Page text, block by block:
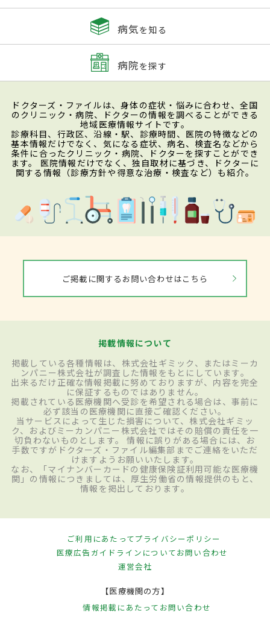
病気を知る
病院を探す
ドクターズ・ファイルは、身体の症状・悩みに合わせ、全国
のクリニック・病院、ドクターの情報を調べることができる
地域医療情報サイトです。
診療科目、行政区、沿線・駅、診療時間、医院の特徴などの
基本情報だけでなく、気になる症状、病名、検査名などから
条件に合ったクリニック・病院、ドクターを探すことができ
ます。 医院情報だけでなく、独自取材に基づき、ドクターに
関する情報（診療方針や得意な治療・検査など）も紹介。
ご掲載に関するお問い合わせはこちら
掲載情報について
掲載している各種情報は、株式会社ギミック、またはミーカ
ンパニー株式会社が調査した情報をもとにしています。
出来るだけ正確な情報掲載に努めておりますが、内容を完全
に保証するものではありません。
掲載されている医療機関へ受診を希望される場合は、事前に
必ず該当の医療機関に直接ご確認ください。
当サービスによって生じた損害について、株式会社ギミッ
ク、およびミーカンパニー株式会社ではその賠償の責任を一
切負わないものとします。 情報に誤りがある場合には、お
手数ですがドクターズ・ファイル編集部までご連絡をいただ
けますようお願いいたします。
なお、「マイナンバーカードの健康保険証利用可能な医療機
関」の情報につきましては、厚生労働省の情報提供のもと、
情報を掲出しております。
ご利用にあたってプライバシーポリシー
医療広告ガイドラインについてお問い合わせ
運営会社
【医療機関の方】
情報掲載にあたって お問い合わせ